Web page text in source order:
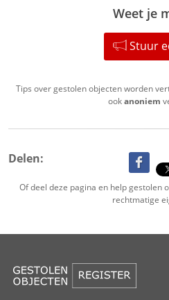
Weet je
Stuur
Tips over gestolen objecten worden
ookanoniem
Delen:
Of deel deze pagina en help gestolen
rechtmatige